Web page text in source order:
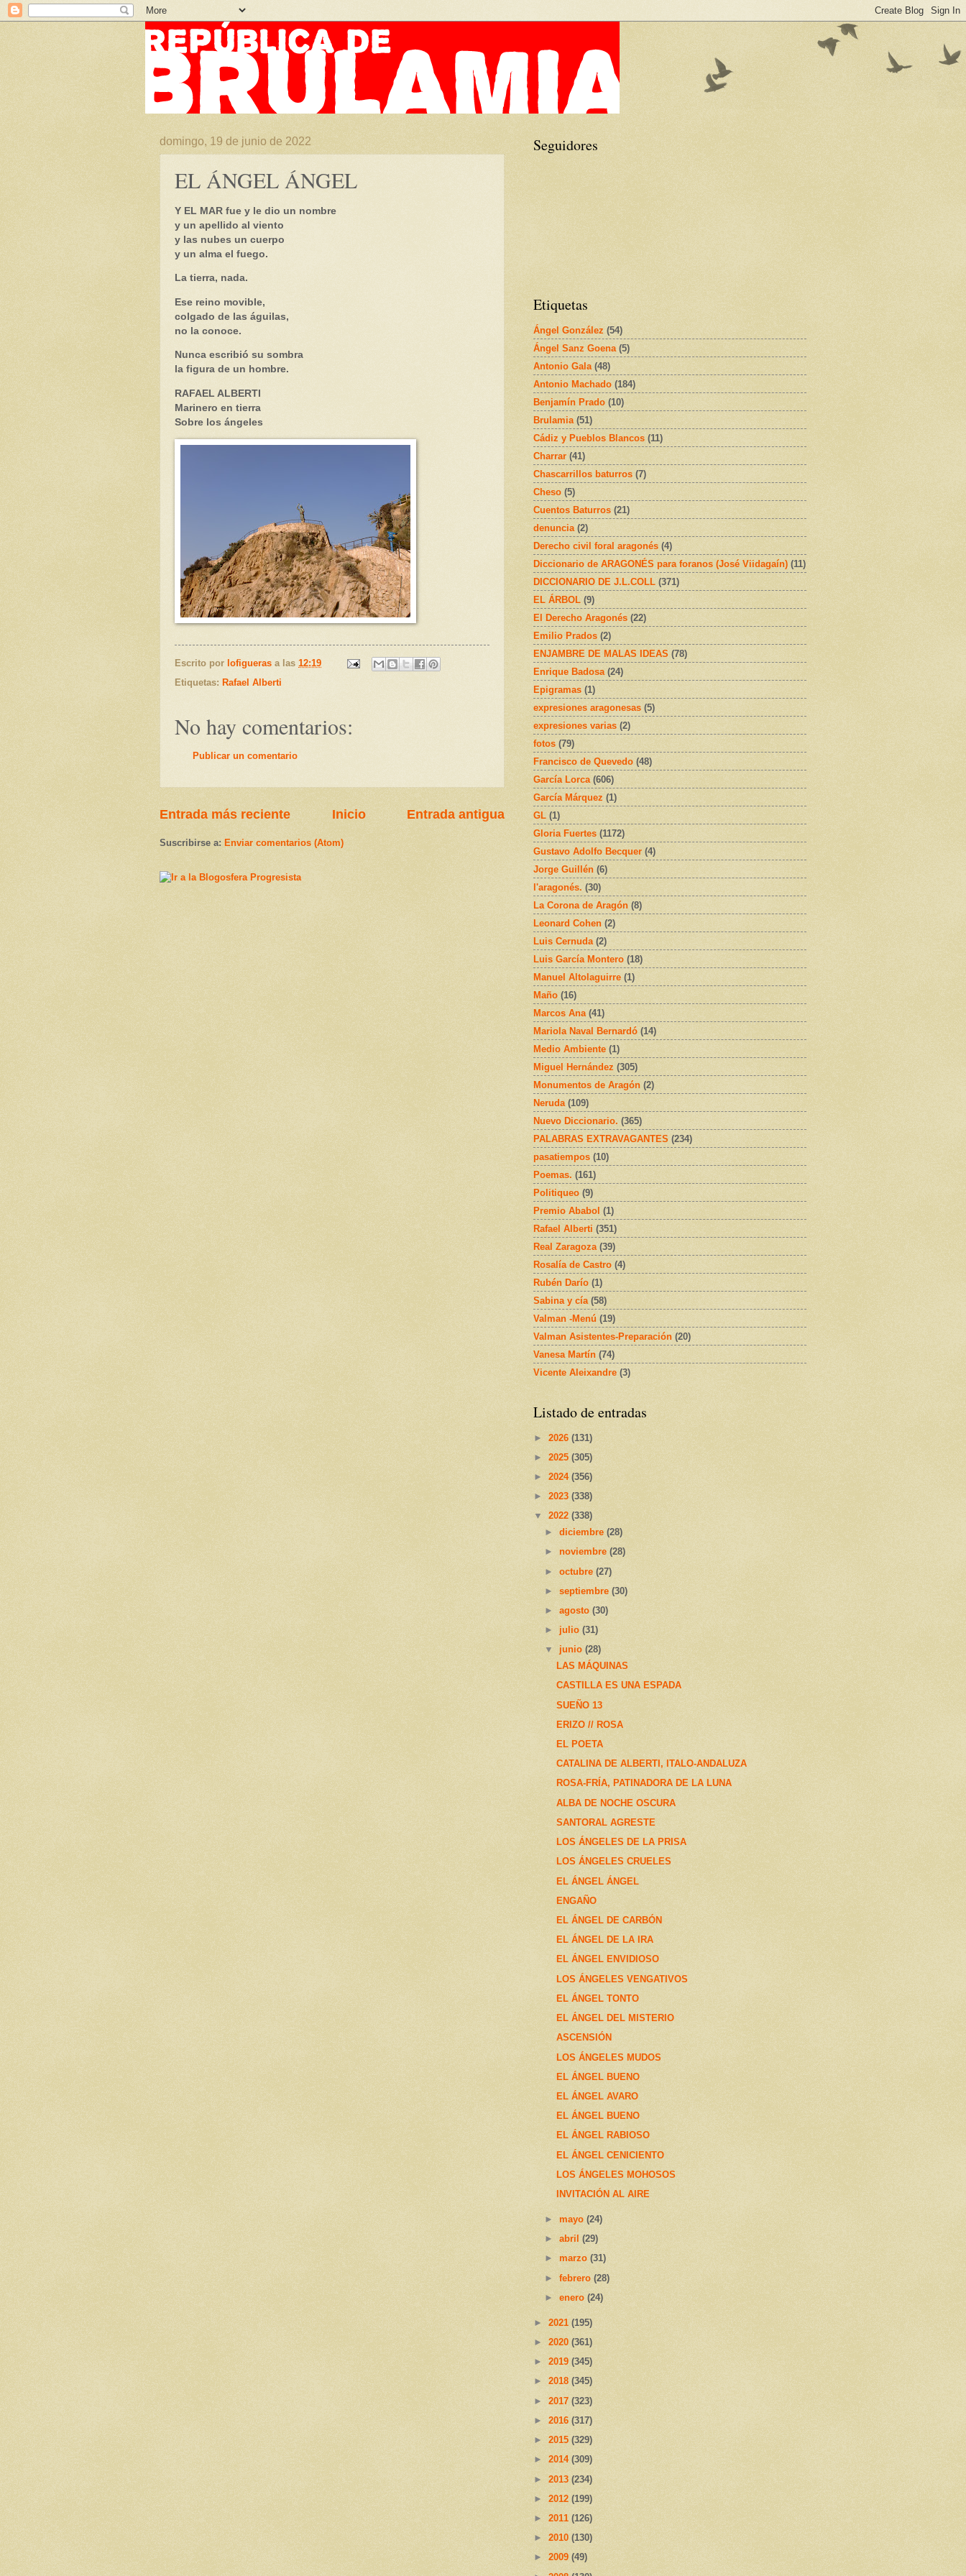
domingo, 19 de junio de 2022
EL ÁNGEL ÁNGEL
Y EL MAR fue y le dio un nombre
y un apellido al viento
y las nubes un cuerpo
y un alma el fuego.
La tierra, nada.
Ese reino movible,
colgado de las águilas,
no la conoce.
Nunca escribió su sombra
la figura de un hombre.
RAFAEL ALBERTI
Marinero en tierra
Sobre los ángeles
Escrito por lofigueras a las 12:19
Etiquetas: Rafael Alberti
No hay comentarios:
Publicar un comentario
Entrada más reciente Entrada antigua
Inicio
Suscribirse a: Enviar comentarios (Atom)
Seguidores
Etiquetas
Ángel González (54)
Ángel Sanz Goena (5)
Antonio Gala (48)
Antonio Machado (184)
Benjamín Prado (10)
Brulamia (51)
Cádiz y Pueblos Blancos (11)
Charrar (41)
Chascarrillos baturros (7)
Cheso (5)
Cuentos Baturros (21)
denuncia (2)
Derecho civil foral aragonés (4)
Diccionario de ARAGONÉS para foranos (José Viidagaín) (11)
DICCIONARIO DE J.L.COLL (371)
EL ÁRBOL (9)
El Derecho Aragonés (22)
Emilio Prados (2)
ENJAMBRE DE MALAS IDEAS (78)
Enrique Badosa (24)
Epigramas (1)
expresiones aragonesas (5)
expresiones varias (2)
fotos (79)
Francisco de Quevedo (48)
García Lorca (606)
García Márquez (1)
GL (1)
Gloria Fuertes (1172)
Gustavo Adolfo Becquer (4)
Jorge Guillén (6)
l'aragonés. (30)
La Corona de Aragón (8)
Leonard Cohen (2)
Luis Cernuda (2)
Luis García Montero (18)
Manuel Altolaguirre (1)
Maño (16)
Marcos Ana (41)
Mariola Naval Bernardó (14)
Medio Ambiente (1)
Miguel Hernández (305)
Monumentos de Aragón (2)
Neruda (109)
Nuevo Diccionario. (365)
PALABRAS EXTRAVAGANTES (234)
pasatiempos (10)
Poemas. (161)
Politiqueo (9)
Premio Ababol (1)
Rafael Alberti (351)
Real Zaragoza (39)
Rosalía de Castro (4)
Rubén Darío (1)
Sabina y cía (58)
Valman -Menú (19)
Valman Asistentes-Preparación (20)
Vanesa Martín (74)
Vicente Aleixandre (3)
Listado de entradas
► 2026 (131)
► 2025 (305)
► 2024 (356)
► 2023 (338)
▼ 2022 (338)
►diciembre(28)
►noviembre(28)
►octubre(27)
►septiembre(30)
►agosto(30)
► julio(31)
▼junio(28)
LAS MÁQUINAS
CASTILLA ES UNA ESPADA
SUEÑO 13
ERIZO // ROSA
EL POETA
CATALINA DE ALBERTI, ITALO-ANDALUZA
ROSA-FRÍA, PATINADORA DE LA LUNA
ALBA DE NOCHE OSCURA
SANTORAL AGRESTE
LOS ÁNGELES DE LA PRISA
LOS ÁNGELES CRUELES
EL ÁNGEL ÁNGEL
ENGAÑO
EL ÁNGEL DE CARBÓN
EL ÁNGEL DE LA IRA
EL ÁNGEL ENVIDIOSO
LOS ÁNGELES VENGATIVOS
EL ÁNGEL TONTO
EL ÁNGEL DEL MISTERIO
ASCENSIÓN
LOS ÁNGELES MUDOS
EL ÁNGEL BUENO
EL ÁNGEL AVARO
EL ÁNGEL BUENO
EL ÁNGEL RABIOSO
EL ÁNGEL CENICIENTO
LOS ÁNGELES MOHOSOS
INVITACIÓN AL AIRE
►mayo(24)
►abril(29)
►marzo(31)
►febrero(28)
►enero(24)
► 2021 (195)
► 2020 (361)
► 2019 (345)
► 2018 (345)
► 2017 (323)
► 2016 (317)
► 2015 (329)
► 2014 (309)
► 2013 (234)
► 2012 (199)
► 2011 (126)
► 2010 (130)
► 2009 (49)